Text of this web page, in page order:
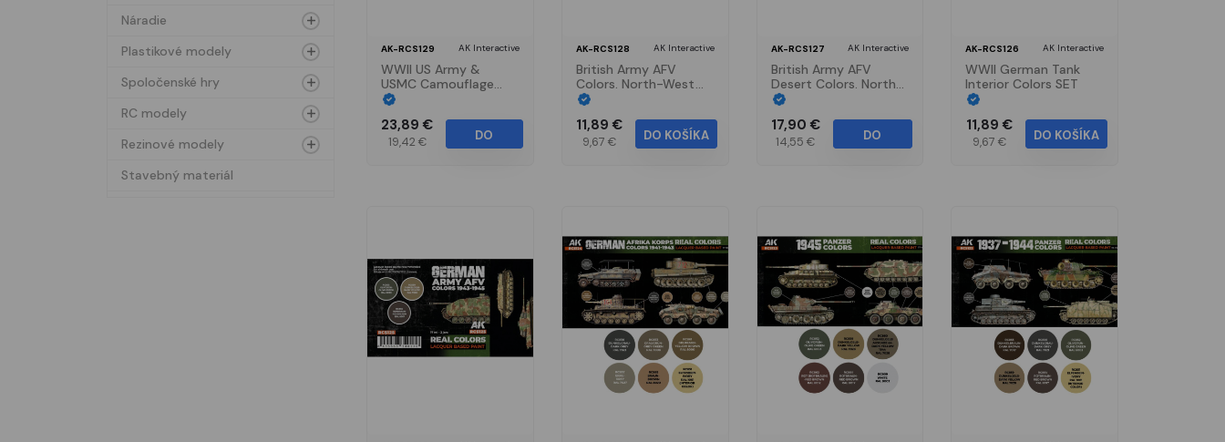
Náradie
Plastikové modely
Spoločenské hry
RC modely
Rezinové modely
Stavebný materiál
AK-RCS129 AK Interactive
WWII US Army &
USMC Camouflage
Colors SET
23,89 €
19,42 € DO
AK-RCS128 AK Interactive
British Army AFV
Colors. North-West
Europe 1944-1945
11,89 €
9,67 € DO KOŠÍKA
AK-RCS127 AK Interactive
British Army AFV
Desert Colors. North
Africa and
1943 SET
17,90 €
14,55 € DO
AK-RCS126 AK Interactive
WWII German Tank
Interior Colors SET
11,89 €
9,67 € DO KOŠÍKA